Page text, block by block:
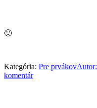
🙂
Kategória: Pre prvákovAutor:
komentár